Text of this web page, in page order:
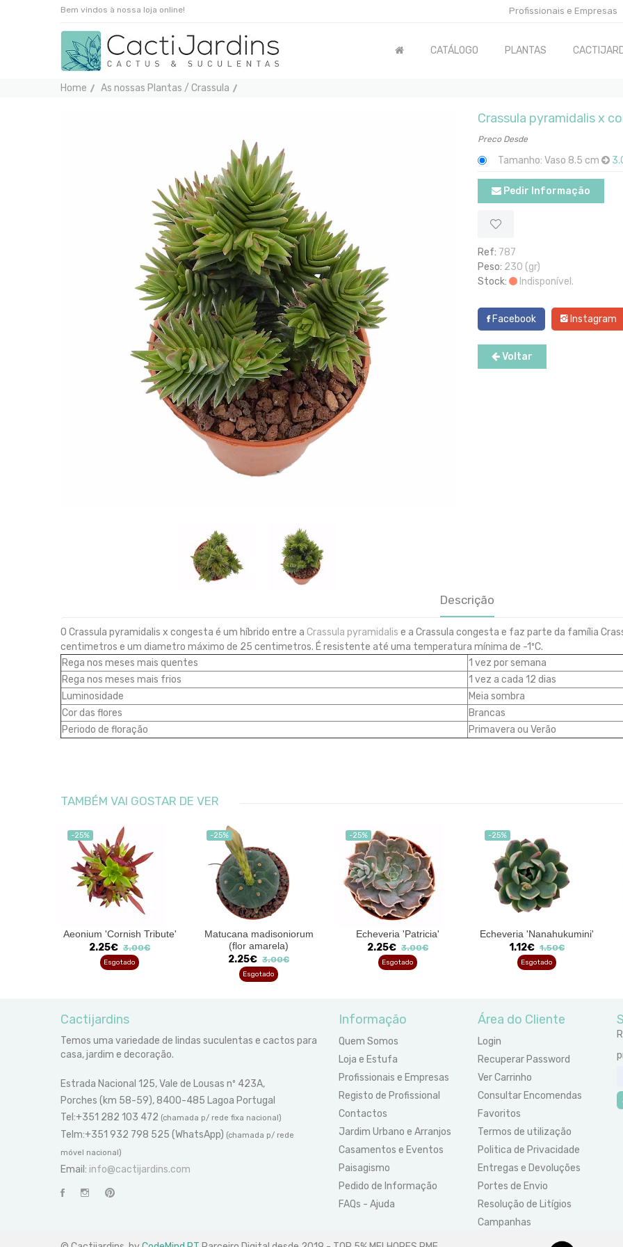
Bem vindos à nossa loja online! Profissionais e Empresas
CATÁLOGO PLANTAS
Home As nossas Plantas / Crassula
Crassula pyramidalis x
Preco Desde
Tamanho: Vaso 8.5 cm
Pedir Informação
Ref: 787
Peso: 230 (gr)
Stock:
Indisponível.
Facebook Instagram
Voltar
Descrição
O Crassula pyramidalis x congesta é um híbrido entre a Crassula pyramidalis e a Crassula congesta e faz parte da família
centimetros e um diametro máximo de 25 centimetros. É resistente até uma temperatura mínima de -1ºC.
Rega nos meses mais quentes
1 vez por semana
Rega nos meses mais frios
1 vez a cada 12 dias
Luminosidade
Meia sombra
Cor das flores
Brancas
Periodo de floração
Primavera ou Verão
TAMBÉM VAI GOSTAR DE VER
-25%
Aeonium 'Cornish Tribute'
2.25€ 3.00€
Esgotado
-25%
Matucana madisoniorum
(flor amarela)
2.25€ 3.00€
Esgotado
-25%
Echeveria 'Patricia'
2.25€ 3.00€
Esgotado
-25%
Echeveria 'Nanahukumini'
1.12€ 1.50€
Esgotado
Cactijardins
Temos uma variedade de lindas suculentas e cactos para
casa, jardim e decoração.
Estrada Nacional 125, Vale de Lousas nº 423A,
Porches (km 58-59), 8400-485 Lagoa Portugal
Tel:+351 282 103 472 (chamada p/ rede fixa nacional)
Telm:+351 932 798 525 (WhatsApp) (chamada p/ rede
móvel nacional)
Email: info@cactijardins.com
Informação
Quem Somos
Loja e Estufa
Profissionais e Empresas
Registo de Profissional
Contactos
Jardim Urbano e Arranjos
Casamentos e Eventos
Paisagismo
Pedido de Informação
FAQs - Ajuda
Área do Cliente
Login
Recuperar Password
Ver Carrinho
Consultar Encomendas
Favoritos
Termos de utilização
Politica de Privacidade
Entregas e Devoluções
Portes de Envio
Resolução de Litígios
Campanhas